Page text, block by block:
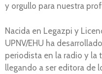
y orgullo para nuestra
Nacida en Legazpi y
UPNV/EHU ha
periodista en la radio y la
llegando a ser editora de